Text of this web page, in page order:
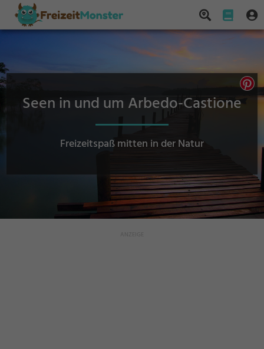
Seen in und um Arbedo-Castione
Freizeitspaß mitten in der Natur